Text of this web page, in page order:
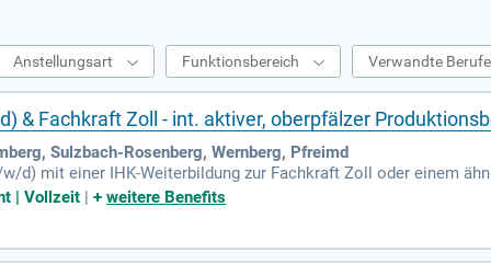
Anstellungsart Funktionsbereich Verwandte Berufe
& Fachkraft Zoll - int. aktiver, oberpfälzer
Sulzbach-Rosenberg, Wernberg, Pfreimd
d) mit einer IHK-Weiterbildung zur Fachkraft Zoll oder einem
Erfahrung als Zollbeauftragter befähigt Sie, internationale
Kollegen optimale Ergebnisse erzielt. Innovationen wie
flachen Hierarchien und kurzen Entscheidungswegen in
Arbeitsplatz mit großem Gestaltungsspielraum und
| Vollzeit |+weitere Benefits